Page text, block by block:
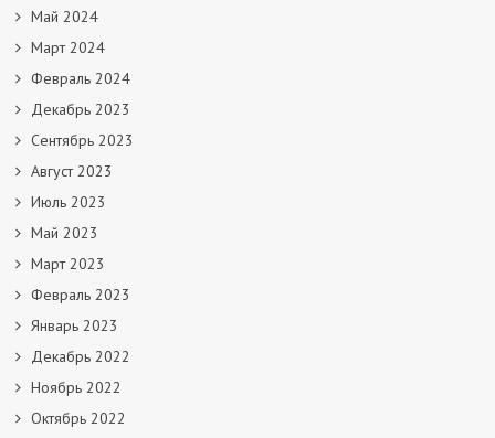
Май 2024
Март 2024
Февраль 2024
Декабрь 2023
Сентябрь 2023
Август 2023
Июль 2023
Май 2023
Март 2023
Февраль 2023
Январь 2023
Декабрь 2022
Ноябрь 2022
Октябрь 2022